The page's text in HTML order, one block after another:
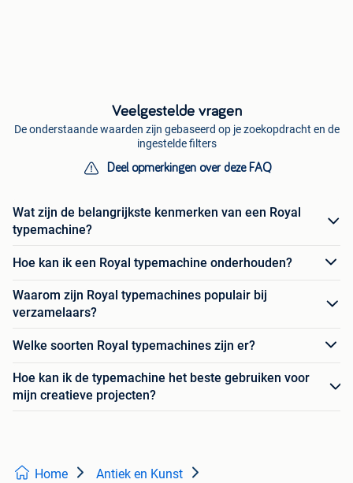
Veelgestelde vragen
De onderstaande waarden zijn gebaseerd op je zoekopdracht en de
ingestelde filters
Deel opmerkingen over deze FAQ
Wat zijn de belangrijkste kenmerken van een Royal
typemachine?
Hoe kan ik een Royal typemachine onderhouden?
Waarom zijn Royal typemachines populair bij
verzamelaars?
Welke soorten Royal typemachines zijn er?
Hoe kan ik de typemachine het beste gebruiken voor
mijn creatieve projecten?
Home Antiek en Kunst